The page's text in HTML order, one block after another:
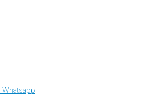
Whatsapp